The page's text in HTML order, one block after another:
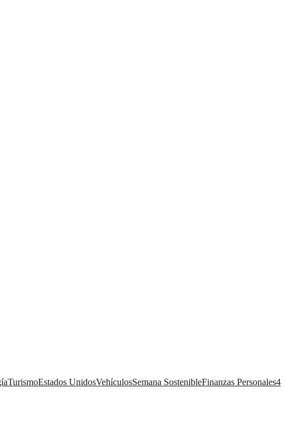
TurismoEstados UnidosVehículosSemana SostenibleFinanzas Personales4